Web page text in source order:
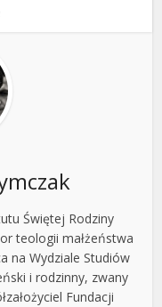
Świętej Rodziny
teologii małżeństwa
na Wydziale Studiów
i rodzinny, zwany
Fundacji